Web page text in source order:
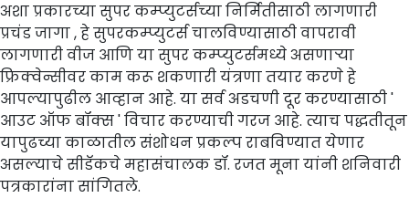
अशा प्रकारच्या सुपर कम्प्युटर्सच्या निर्मितीसाठी लागणारी
प्रचंड जागा , हे सुपरकम्प्युटर्स चालविण्यासाठी वापरावी
लागणारी वीज आणि या सुपर कम्प्युटर्समध्ये असणाऱ्या
फ्रिक्वेन्सीवर काम करू शकणारी यंत्रणा तयार करणे हे
आपल्यापुढील आव्हान आहे. या सर्व अडचणी दूर करण्यासाठी '
आउट ऑफ बॉक्स ' विचार करण्याची गरज आहे. त्याच पद्धतीतून
यापुढच्या काळातील संशोधन प्रकल्प राबविण्यात येणार
असल्याचे सीडॅकचे महासंचालक डॉ. रजत मूना यांनी शनिवारी
पत्रकारांना सांगितले.